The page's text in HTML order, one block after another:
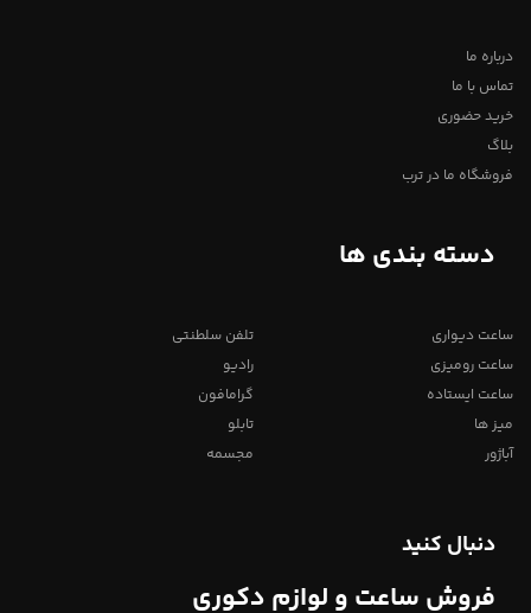
درباره ما
تماس با ما
خرید حضوری
بلاگ
فروشگاه ما در ترب
دسته بندی ها
ساعت دیواری
ساعت رومیزی
ساعت ایستاده
میز ها
آباژور
تلفن سلطنتی
رادیو
گرامافون
تابلو
مجسمه
دنبال کنید
فروش ساعت و لوازم دکوری